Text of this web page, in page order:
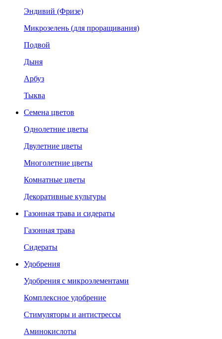
Эндивий (Фризе)
Микрозелень (для проращивания)
Подвой
Дыня
Арбуз
Тыква
Семена цветов
Однолетние цветы
Двулетние цветы
Многолетние цветы
Комнатные цветы
Декоративные культуры
Газонная трава и сидераты
Газонная трава
Сидераты
Удобрения
Удобрения с микроэлементами
Комплексное удобрение
Стимуляторы и антистрессы
Аминокислоты